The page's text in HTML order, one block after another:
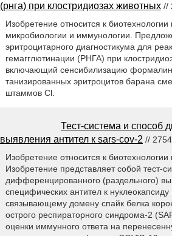
(рнга) при клостридиозах животных //
Изобретение относится к
микробиологии и иммунологии.
эритроцитарного диагностикума для
гемагглютинации (РНГА) при
включающий сенсибилизацию
танизированных эритроцитов барана
штаммов Cl.
Тест-система и способ
выявления антител к sars-cov-2 //
Изобретение относится к
Изобретение представляет собой тест-
дифференцированного (раздельного)
специфических антител к
связывающему домену спайк белка
острого респираторного синдрома-2
оценки иммунного ответа на